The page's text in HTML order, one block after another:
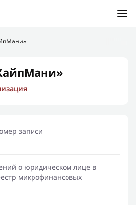
записи
о юридическом лице в
микрофинансовых
форма не найдена.
нам
в ближайшее время и сообщим
новый запрос